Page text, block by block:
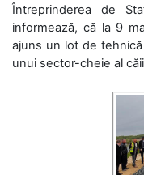
Întreprinderea de
informează, că la 9
ajuns un lot de
unui sector-cheie al